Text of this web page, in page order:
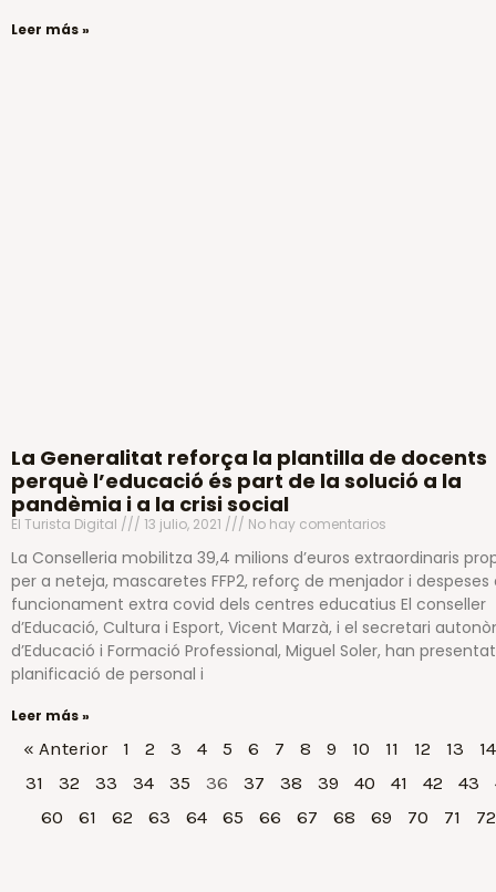
Leer más »
La Generalitat reforça la plantilla de docents
perquè l’educació és part de la solució a la
pandèmia i a la crisi social
El Turista Digital 13 julio, 2021 No hay comentarios
La Conselleria mobilitza 39,4 milions d’euros extraordinaris
per a neteja, mascaretes FFP2, reforç de menjador i despeses
funcionament extra covid dels centres educatius El conseller
d’Educació, Cultura i Esport, Vicent Marzà, i el secretari
d’Educació i Formació Professional, Miguel Soler, han
planificació de personal i
Leer más »
« Anterior 1 2 3 4 5 6 7 8 9 10 11 12 13
14
31
32 33 34 35 36 37 38 39 40 41 42 43
60
61 62 63 64 65 66 67 68 69 70 71 72